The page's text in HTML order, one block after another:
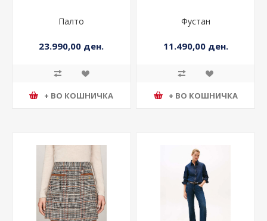
Палто
23.990,00 ден.
+ ВО КОШНИЧКА
Фустан
11.490,00 ден.
+ ВО КОШНИЧКА